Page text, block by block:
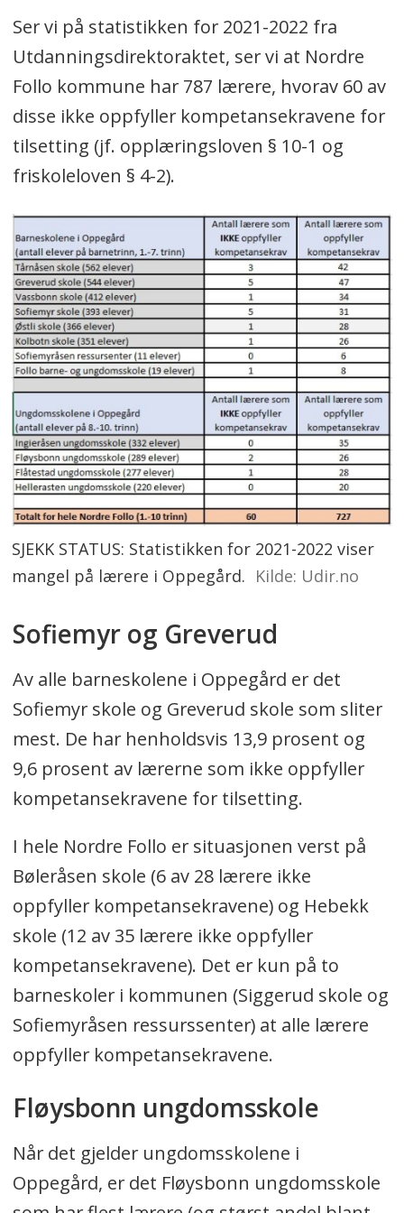
Ser vi på statistikken for 2021-2022 fra
Utdanningsdirektoraktet, ser vi at Nordre
Follo kommune har 787 lærere, hvorav 60 av
disse ikke oppfyller kompetansekravene for
tilsetting (jf. opplæringsloven § 10-1 og
friskoleloven § 4-2).
SJEKK STATUS: Statistikken for 2021-2022 viser
mangel på lærere i Oppegård. Kilde: Udir.no
Sofiemyr og Greverud
Av alle barneskolene i Oppegård er det
Sofiemyr skole og Greverud skole som sliter
mest. De har henholdsvis 13,9 prosent og
9,6 prosent av lærerne som ikke oppfyller
kompetansekravene for tilsetting.
I hele Nordre Follo er situasjonen verst på
Bøleråsen skole (6 av 28 lærere ikke
oppfyller kompetansekravene) og Hebekk
skole (12 av 35 lærere ikke oppfyller
kompetansekravene). Det er kun på to
barneskoler i kommunen (Siggerud skole og
Sofiemyråsen ressurssenter) at alle lærere
oppfyller kompetansekravene.
Fløysbonn ungdomsskole
Når det gjelder ungdomsskolene i
Oppegård, er det Fløysbonn ungdomsskole